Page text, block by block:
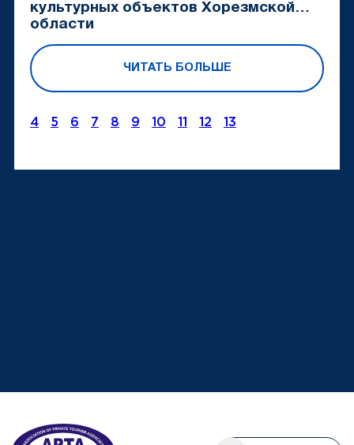
культурных объектов Хорезмской
области
ЧИТАТЬ БОЛЬШЕ
4 5 6 7 8 9 10 11 12 13